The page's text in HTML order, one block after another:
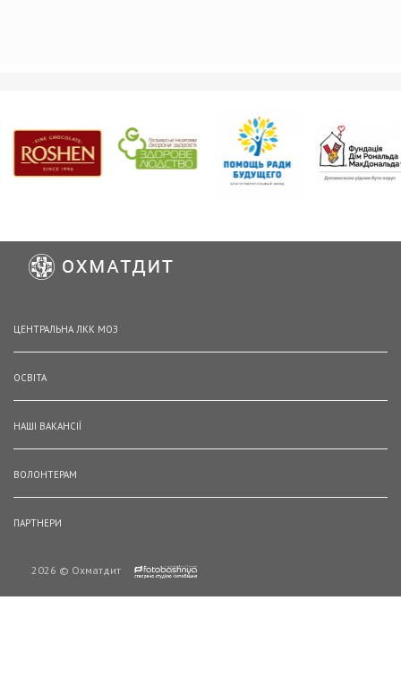
ЦЕНТРАЛЬНА ЛКК МОЗ
ОСВІТА
НАШІ ВАКАНСІЇ
ВОЛОНТЕРАМ
ПАРТНЕРИ
2026 © Охматдит